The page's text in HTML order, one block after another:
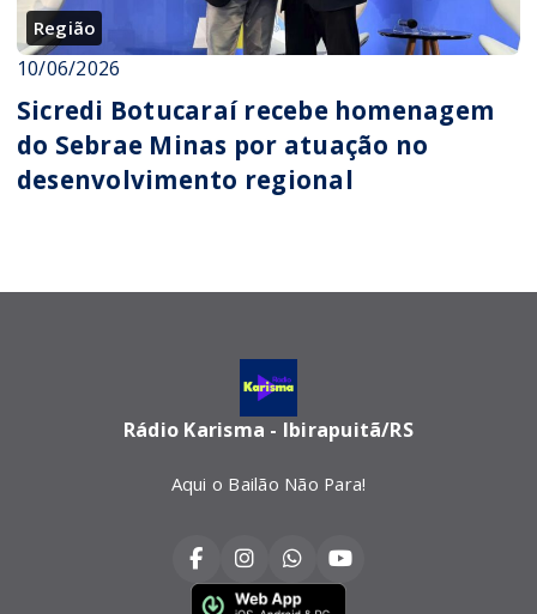
Região
10/06/2026
Sicredi Botucaraí recebe homenagem
do Sebrae Minas por atuação no
desenvolvimento regional
Rádio Karisma - Ibirapuitã/RS
Aqui o Bailão Não Para!